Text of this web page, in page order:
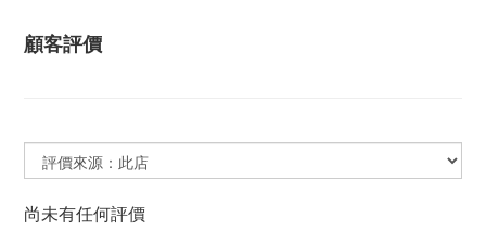
顧客評價
尚未有任何評價